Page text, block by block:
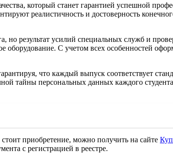
который станет гарантией успешной
реалистичность и достоверность
результат усилий специальных служб и
оборудование. С учетом всех особенностей
что каждый выпуск соответствует
тайны персональных данных каждого
приобретение, можно получить на сайте
с регистрацией в реестре.